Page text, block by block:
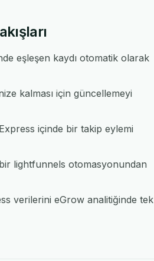
eşleşen kaydı otomatik olarak
kalması için güncellemeyi
içinde bir takip eylemi
lightfunnels otomasyonundan
verilerini eGrow analitiğinde tek